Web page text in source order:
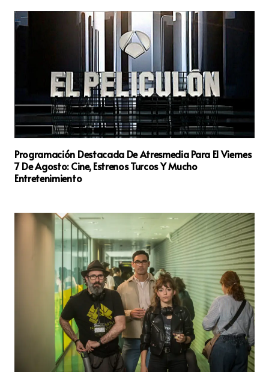
Programación Destacada De Atresmedia Para El Viernes
7 De Agosto: Cine, Estrenos Turcos Y Mucho
Entretenimiento